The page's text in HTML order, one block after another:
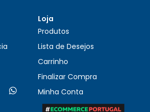
Loja
Produtos
Lista de Desejos
Carrinho
Finalizar Compra
Minha Conta